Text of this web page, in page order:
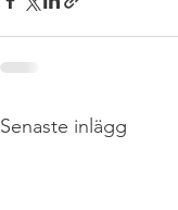
Senaste inlägg